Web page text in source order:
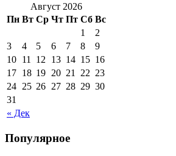
Август 2026
Пн Вт Ср Чт Пт Сб Вс
« Дек
1
2
3
4 5 6 7 8
9
10 11 12 13 14 15 16
17 18 19 20 21 22 23
24 25 26 27 28 29 30
31
Популярное